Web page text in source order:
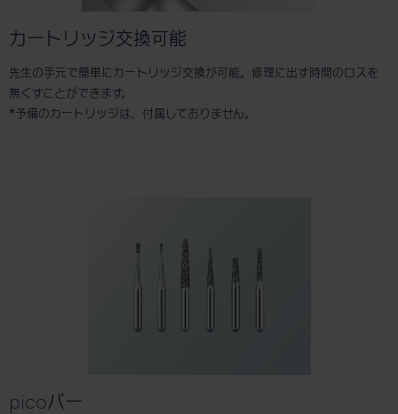
カートリッジ交換可能
先生の手元で簡単にカートリッジ交換が可能。修理に出す時間のロスを
無くすことができます。
*予備のカートリッジは、付属しておりません。
picoバー